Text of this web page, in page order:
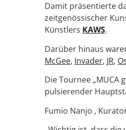
Damit präsentierte
zeitgenössischer
Künstlers KAWS.
Darüber hinaus
McGee, Invader, JR,
Die Tournee „MUCA
pulsierender
Fumio Nanjo ,